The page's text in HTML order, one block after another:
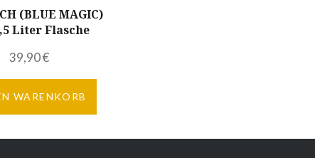
(BLUE MAGIC)
Liter Flasche
39,90€
WARENKORB